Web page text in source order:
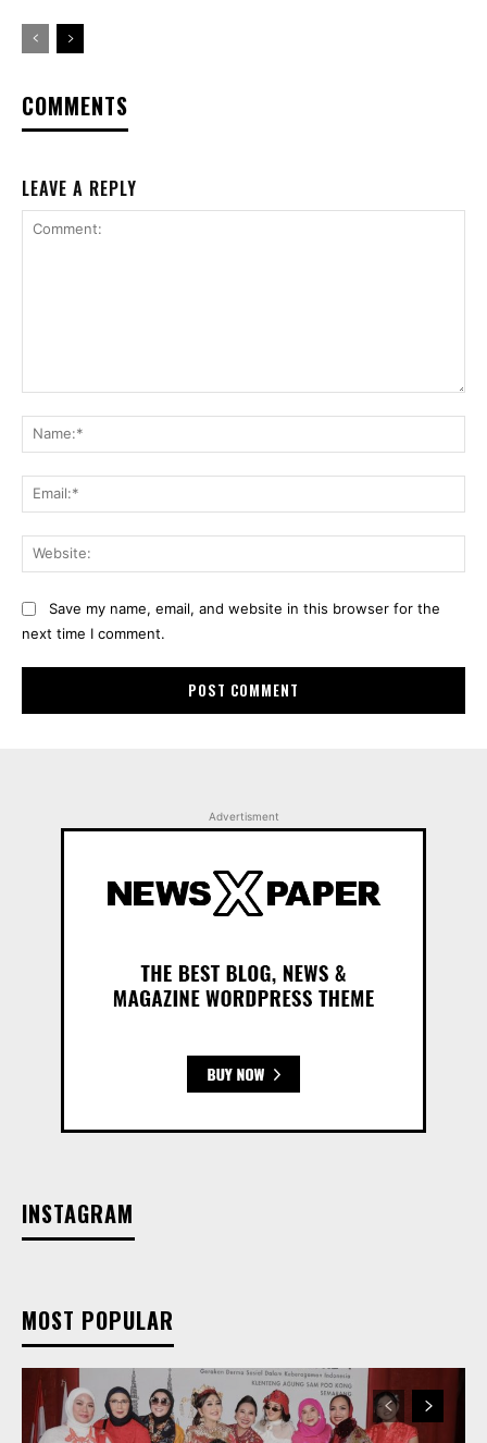
COMMENTS
LEAVE A REPLY
Save my name, email, and website in this browser for the
next time I comment.
Advertisment
INSTAGRAM
MOST POPULAR